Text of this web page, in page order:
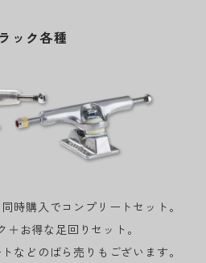
ック各種
時購入でコンプリートセット。
＋お得な足回りセット。
などのばら売りもございます。